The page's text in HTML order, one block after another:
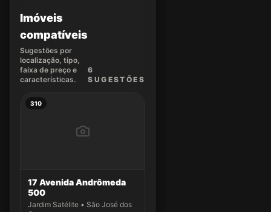
Imóveis
compatíveis
Sugestões por
localização, tipo,
faixa de preço e
características.
6
SUGEST ÕES
310
17 Avenida Andrômeda
500
Jardim Satélite • São José dos